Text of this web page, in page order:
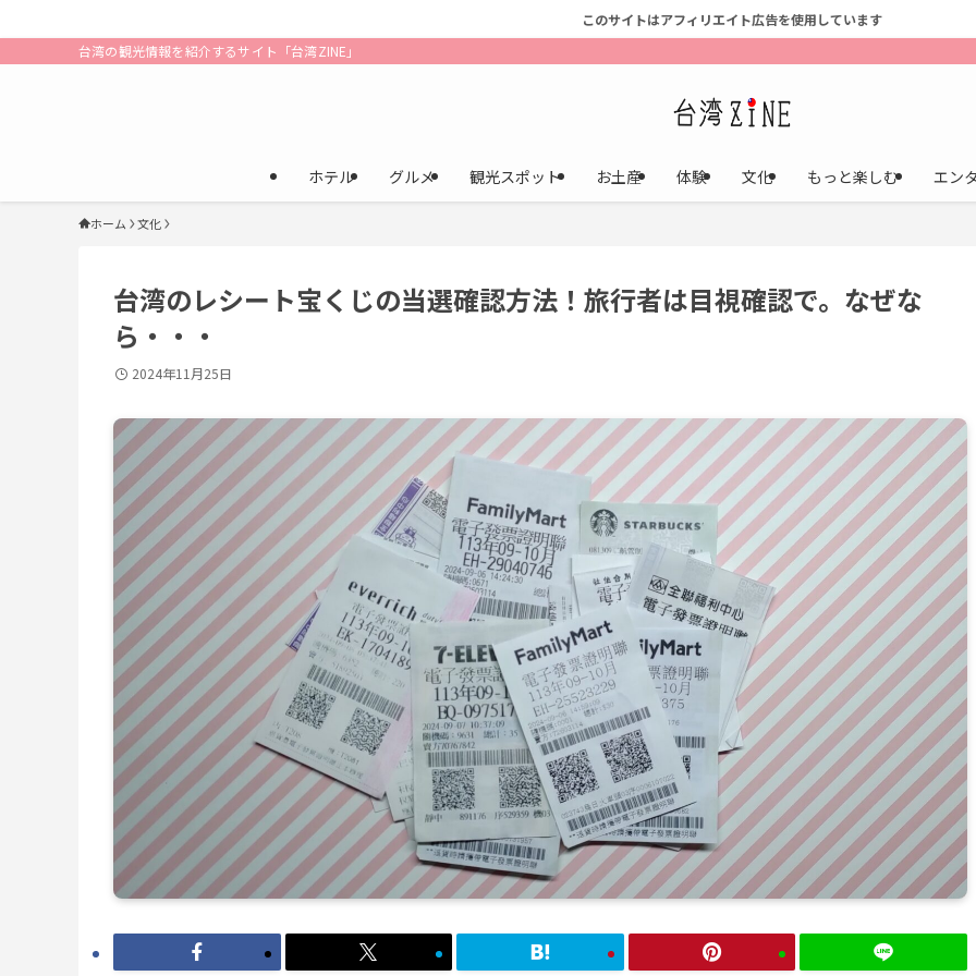
このサイトはアフィリエイト広告を使用しています
台湾の観光情報を紹介するサイト「台湾ZINE」
ホテル グルメ 観光スポット お土産 体験 文化 もっと楽しむ エン
ホーム 文化
台湾のレシート宝くじの当選確認方法！旅行者は目視確認で。なぜな
ら・・・
2024年11月25日